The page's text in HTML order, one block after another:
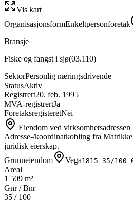
Vis kart
OrganisasjonsformEnkeltpersonforetak
Bransje
Fiske og fangst i sjø(03.110)
SektorPersonlig næringsdrivende
StatusAktiv
Registrert20. feb. 1995
MVA-registrertJa
ForetaksregisteretNei
Eiendom ved virksomhetsadressen
Adresse-/koordinatkobling fra
juridisk eierskap.
Grunneiendom
Vega1815-35/100-
Areal
1 509 m²
Gnr / Bnr
35 / 100